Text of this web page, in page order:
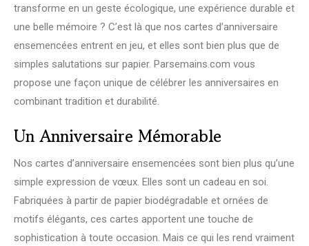
transforme en un geste écologique, une expérience durable et
une belle mémoire ? C’est là que nos cartes d’anniversaire
ensemencées entrent en jeu, et elles sont bien plus que de
simples salutations sur papier. Parsemains.com vous
propose une façon unique de célébrer les anniversaires en
combinant tradition et durabilité.
Un Anniversaire Mémorable
Nos cartes d’anniversaire ensemencées sont bien plus qu’une
simple expression de vœux. Elles sont un cadeau en soi.
Fabriquées à partir de papier biodégradable et ornées de
motifs élégants, ces cartes apportent une touche de
sophistication à toute occasion. Mais ce qui les rend vraiment